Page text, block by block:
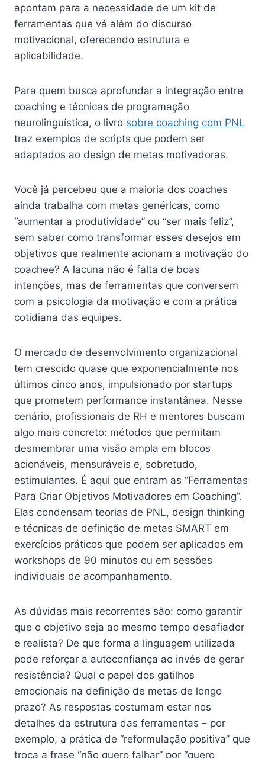
apontam para a necessidade de um kit de
ferramentas que vá além do discurso
motivacional, oferecendo estrutura e
aplicabilidade.
Para quem busca aprofundar a integração entre
coaching e técnicas de programação
neurolinguística, o livro sobre coaching com PNL
traz exemplos de scripts que podem ser
adaptados ao design de metas motivadoras.
Você já percebeu que a maioria dos coaches
ainda trabalha com metas genéricas, como
“aumentar a produtividade” ou “ser mais feliz”,
sem saber como transformar esses desejos em
objetivos que realmente acionam a motivação do
coachee? A lacuna não é falta de boas
intenções, mas de ferramentas que conversem
com a psicologia da motivação e com a prática
cotidiana das equipes.
O mercado de desenvolvimento organizacional
tem crescido quase que exponencialmente nos
últimos cinco anos, impulsionado por startups
que prometem performance instantânea. Nesse
cenário, profissionais de RH e mentores buscam
algo mais concreto: métodos que permitam
desmembrar uma visão ampla em blocos
acionáveis, mensuráveis e, sobretudo,
estimulantes. É aqui que entram as “Ferramentas
Para Criar Objetivos Motivadores em Coaching”.
Elas condensam teorias de PNL, design thinking
e técnicas de definição de metas SMART em
exercícios práticos que podem ser aplicados em
workshops de 90 minutos ou em sessões
individuais de acompanhamento.
As dúvidas mais recorrentes são: como garantir
que o objetivo seja ao mesmo tempo desafiador
e realista? De que forma a linguagem utilizada
pode reforçar a autoconfiança ao invés de gerar
resistência? Qual o papel dos gatilhos
emocionais na definição de metas de longo
prazo? As respostas costumam estar nos
detalhes da estrutura das ferramentas – por
exemplo, a prática de “reformulação positiva” que
troca a frase “não quero falhar” por “quero